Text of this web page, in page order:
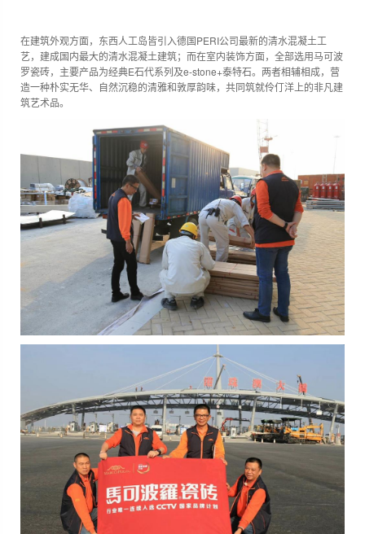
在建筑外观方面，东西人工岛皆引入德国PERI公司最新的清水混凝土工
艺，建成国内最大的清水混凝土建筑；而在室内装饰方面，全部选用马可波
罗瓷砖，主要产品为经典E石代系列及e-stone+泰特石。两者相辅相成，营
造一种朴实无华、自然沉稳的清雅和敦厚韵味，共同筑就伶仃洋上的非凡建
筑艺术品。